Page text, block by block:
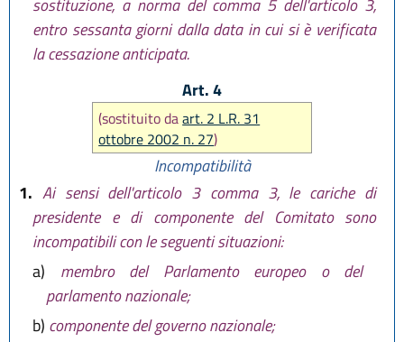
sostituzione, a norma del comma 5 dell'articolo 3,
entro sessanta giorni dalla data in cui si è verificata
la cessazione anticipata.
Art. 4
(sostituito daart. 2 L.R. 31
ottobre 2002 n. 27)
Incompatibilità
1. Ai sensi dell'articolo 3 comma 3, le cariche di
presidente e di componente del Comitato sono
incompatibili con le seguenti situazioni:
a)
membro del Parlamento europeo o del
parlamento nazionale;
b) componente del governo nazionale;